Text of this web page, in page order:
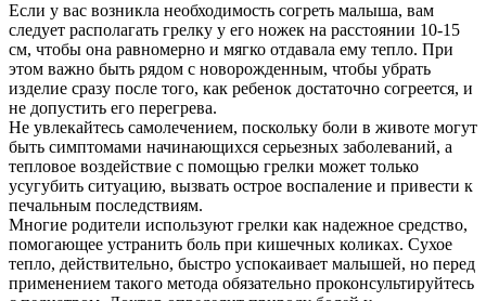
Если у вас возникла необходимость согреть малыша, вам
следует располагать грелку у его ножек на расстоянии 10-15
см, чтобы она равномерно и мягко отдавала ему тепло. При
этом важно быть рядом с новорожденным, чтобы убрать
изделие сразу после того, как ребенок достаточно согреется, и
не допустить его перегрева.
Не увлекайтесь самолечением, поскольку боли в животе могут
быть симптомами начинающихся серьезных заболеваний, а
тепловое воздействие с помощью грелки может только
усугубить ситуацию, вызвать острое воспаление и привести к
печальным последствиям.
Многие родители используют грелки как надежное средство,
помогающее устранить боль при кишечных коликах. Сухое
тепло, действительно, быстро успокаивает малышей, но перед
применением такого метода обязательно проконсультируйтесь